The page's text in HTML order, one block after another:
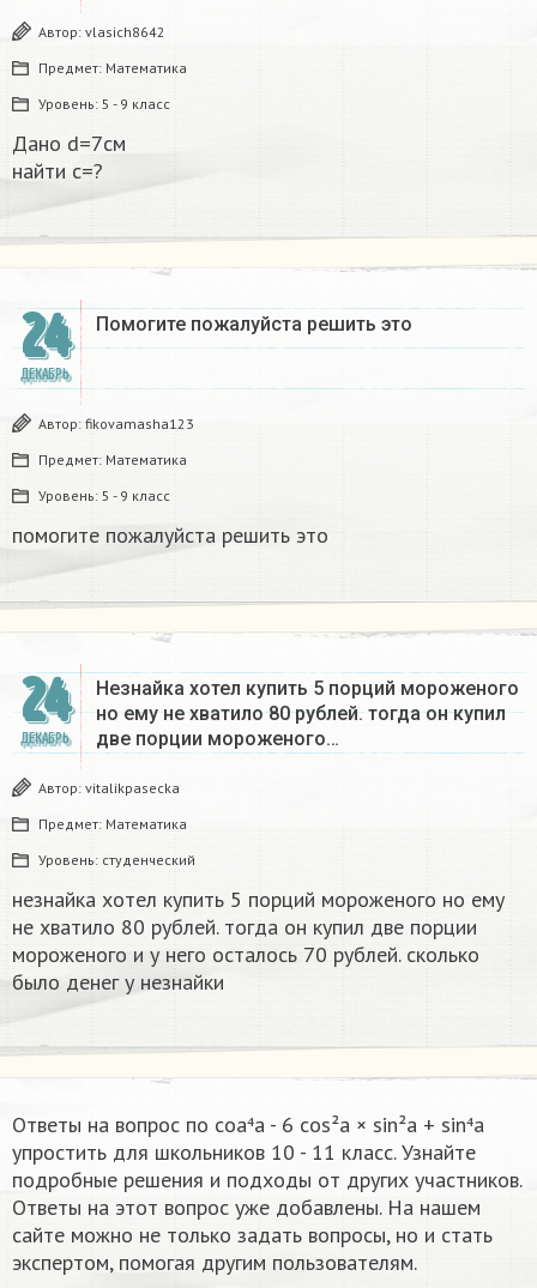
Автор: vlasich8642
Предмет: Математика
Уровень: 5 - 9 класс
Дано d=7см
найти с=?​
24
ДЕКАБРЬ
Помогите пожалуйста решить это
Автор: fikovamasha123
Предмет: Математика
Уровень: 5 - 9 класс
помогите пожалуйста решить это
24
ДЕКАБРЬ
Незнайка хотел купить 5 порций мороженого
но ему не хватило 80 рублей. тогда он купил
две порции мороженого…
Автор: vitalikpasecka
Предмет: Математика
Уровень: студенческий
незнайка хотел купить 5 порций мороженого но ему
не хватило 80 рублей. тогда он купил две порции
мороженого и у него осталось 70 рублей. сколько
было денег у незнайки
Ответы на вопрос по coa⁴a - 6 cos²a × sin²a + sin⁴a
упростить​ для школьников 10 - 11 класс. Узнайте
подробные решения и подходы от других участников.
Ответы на этот вопрос уже добавлены. На нашем
сайте можно не только задать вопросы, но и стать
экспертом, помогая другим пользователям.